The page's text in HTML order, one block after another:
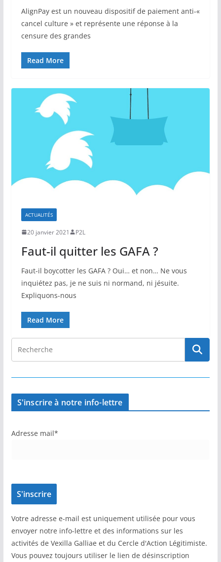
AlignPay est un nouveau dispositif de paiement anti-«
cancel culture » et représente une réponse à la
censure des grandes
Read More
ACTUALITÉS
20 janvier 2021 P2L
Faut-il quitter les GAFA ?
Faut-il boycotter les GAFA ? Oui… et non… Ne vous
inquiétez pas, je ne suis ni normand, ni jésuite.
Expliquons-nous
Read More
S'inscrire à notre info-lettre
Adresse mail*
Votre adresse e-mail est uniquement utilisée pour vous
envoyer notre info-lettre et des informations sur les
activités de Vexilla Galliae et du Cercle d'Action Légitimiste.
Vous pouvez toujours utiliser le lien de désinscription